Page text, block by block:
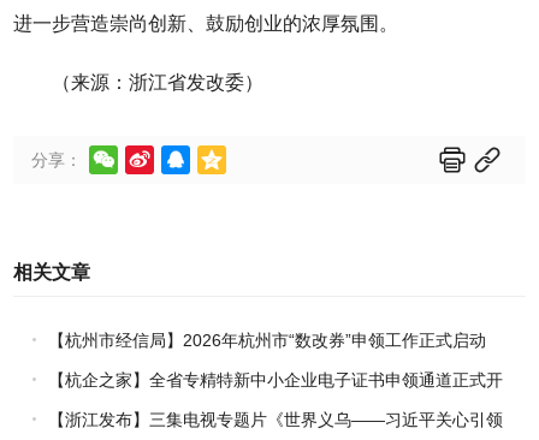
进一步营造崇尚创新、鼓励创业的浓厚氛围。
（来源：浙江省发改委）
分享：      
相关文章
【杭州市经信局】2026年杭州市“数改券”申领工作正式启动
【杭企之家】全省专精特新中小企业电子证书申领通道正式开
通
【浙江发布】三集电视专题片《世界义乌——习近平关心引领